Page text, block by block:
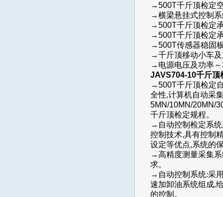
→500T千斤顶检定
→横梁悬挂式控制
→500T千斤顶检定
→500T千斤顶检定
→500T传感器稳固
→千斤顶移动小车
→电源电压及功率
JAVS704-10千斤顶
→500T千斤顶检定
全性,计算机自动采
5MN/10MN/20MN/
千斤顶检定规程。
→自动控制检定系
控制技术,具有控制
设定等优点,系统的
→高精度测量采集
求。
→自动控制系统:采
速加卸油系统组成,
的控制。